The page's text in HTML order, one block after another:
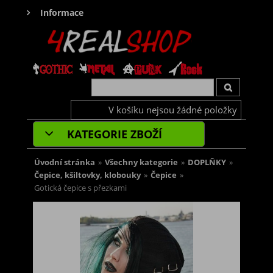
Informace
V košíku nejsou žádné položky
KATEGORIE ZBOŽÍ
Úvodní stránka » Všechny kategorie » DOPLŇKY »
Čepice, kšiltovky, klobouky » Čepice »
Gotická čepice s přezkami